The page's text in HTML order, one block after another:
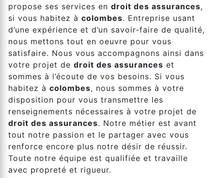
propose ses services en droit des assurances,
si vous habitez à colombes. Entreprise usant
d’une expérience et d’un savoir-faire de qualité,
nous mettons tout en oeuvre pour vous
satisfaire. Nous vous accompagnons ainsi dans
votre projet de droit des assurances et
sommes à l’écoute de vos besoins. Si vous
habitez à colombes, nous sommes à votre
disposition pour vous transmettre les
renseignements nécessaires à votre projet de
droit des assurances. Notre métier est avant
tout notre passion et le partager avec vous
renforce encore plus notre désir de réussir.
Toute notre équipe est qualifiée et travaille
avec propreté et rigueur.